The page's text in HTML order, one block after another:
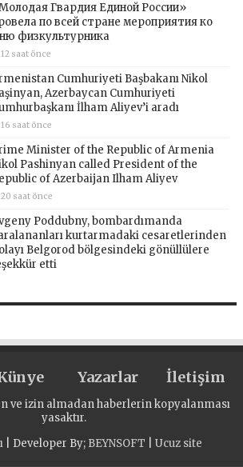
Гвардия Единой России»
по всей стране мероприятия ко
физкультурника
12 saat önce
Cumhuriyeti Başbakanı Nikol
Azerbaycan Cumhuriyeti
İlham Aliyev’i aradı
16 saat önce
Minister of the Republic of Armenia
Pashinyan called President of the
of Azerbaijan Ilham Aliyev
20 saat önce
Poddubny, bombardımanda
kurtarmadaki cesaretlerinden
Belgorod bölgesindeki gönüllülere
etti
Yazarlar İletişim
ve izin almadan haberlerin kopyalanması
yasaktır.
| Developer By; BEYNSOFT Ucuz site